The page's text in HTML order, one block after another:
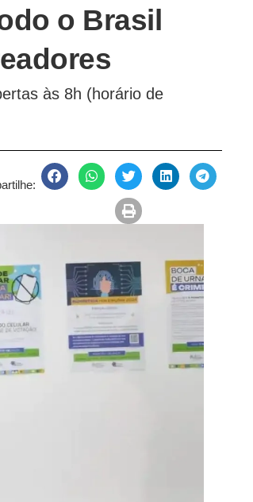
o Brasil
às 8h (horário de